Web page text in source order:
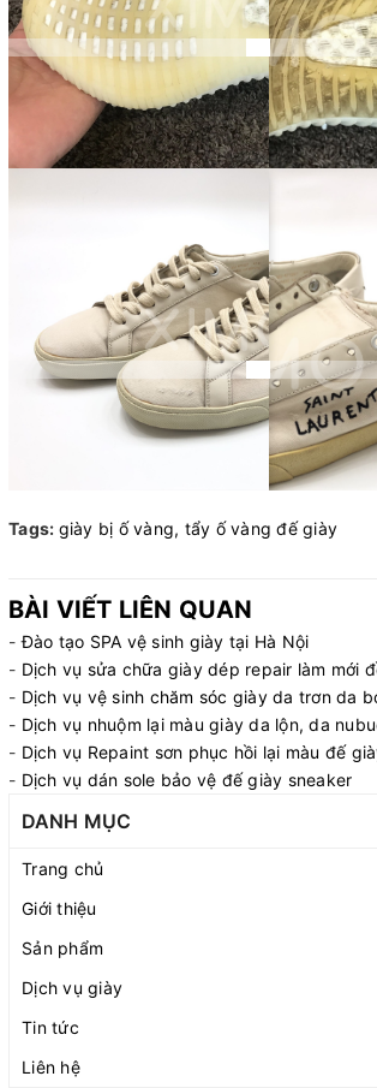
Tags: giày bị ố vàng, tẩy ố vàng đế giày
BÀI VIẾT LIÊN QUAN
-Đào tạo SPA vệ sinh giày tại Hà Nội
- Dịch vụ sửa chữa giày dép repair làm mới
- Dịch vụ vệ sinh chăm sóc giày da trơn da
- Dịch vụ nhuộm lại màu giày da lộn, da
- Dịch vụ Repaint sơn phục hồi lại màu đế
- Dịch vụ dán sole bảo vệ đế giày sneaker
DANH MỤC
Trang chủ
Giới thiệu
Sản phẩm
Dịch vụ giày
Tin tức
Liên hệ